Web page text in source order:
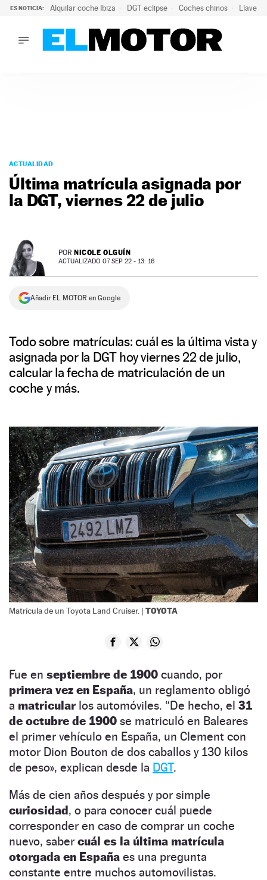
contenido
ES NOTICIA: Alquilar coche Ibiza DGT eclipse Coches chinos Llaves
PODCAST
TECNOLOGÍA
PREMIOS
SERVICIOS
ACTUALIDAD
Última matrícula asignada por
la DGT, viernes 22 de julio
POR NICOLE OLGUÍN
ACTUALIZADO 07 SEP 22 - 13: 16
Añadir EL MOTOR en Google
Todo sobre matrículas: cuál es la última vista y
asignada por la DGT hoy viernes 22 de julio,
calcular la fecha de matriculación de un
coche y más.
Matrícula de un Toyota Land Cruiser. | TOYOTA
Fue en septiembre de 1900 cuando, por
primera vez en España, un reglamento obligó
a matricular los automóviles. “De hecho, el 31
de octubre de 1900 se matriculó en Baleares
el primer vehículo en España, un Clement con
motor Dion Bouton de dos caballos y 130 kilos
de peso», explican desde la DGT.
Más de cien años después y por simple
curiosidad, o para conocer cuál puede
corresponder en caso de comprar un coche
nuevo, saber cuál es la última matrícula
otorgada en España es una pregunta
constante entre muchos automovilistas.